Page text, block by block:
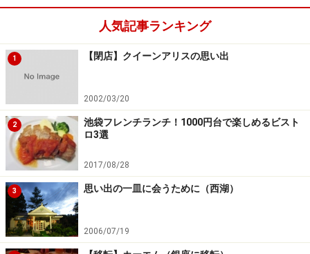
人気記事ランキング
1 【閉店】クイーンアリスの思い出
2002/03/20
2
池袋フレンチランチ！1000円台で楽しめるビスト
ロ3選
2017/08/28
3 思い出の一皿に会うために（西湖）
2006/07/19